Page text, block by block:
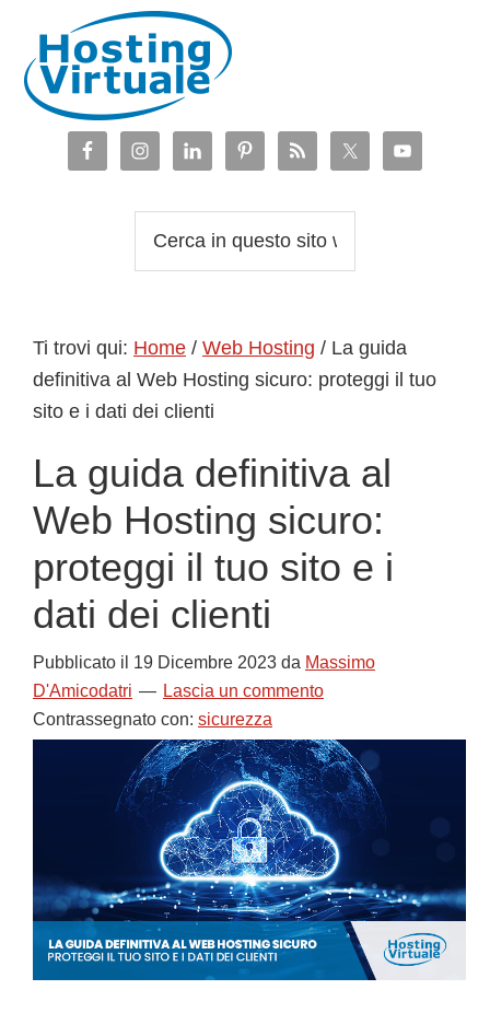
navigazione
primaria
contenuto
principale
barra
laterale
piè
web
Ti trovi qui: Home / Web Hosting / La guida
definitiva al Web Hosting sicuro: proteggi il tuo
sito e i dati dei clienti
La guida definitiva al
Web Hosting sicuro:
proteggi il tuo sito e i
dati dei clienti
Pubblicato il 19 Dicembre 2023 da Massimo
D'Amicodatri
Lascia un commento
Contrassegnato con: sicurezza